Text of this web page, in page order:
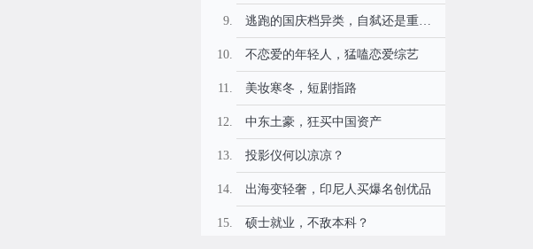
逃跑的国庆档异类，自弑还是重生？
不恋爱的年轻人，猛嗑恋爱综艺
美妆寒冬，短剧指路
中东土豪，狂买中国资产
投影仪何以凉凉？
出海变轻奢，印尼人买爆名创优品
硕士就业，不敌本科？